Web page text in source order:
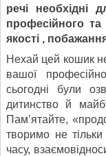
речі необхідні
професійного та
якості ,
Нехай цей кошик
вашої
сьогодні були
дитинство й
Пам’ятайте,
творимо не
часу,